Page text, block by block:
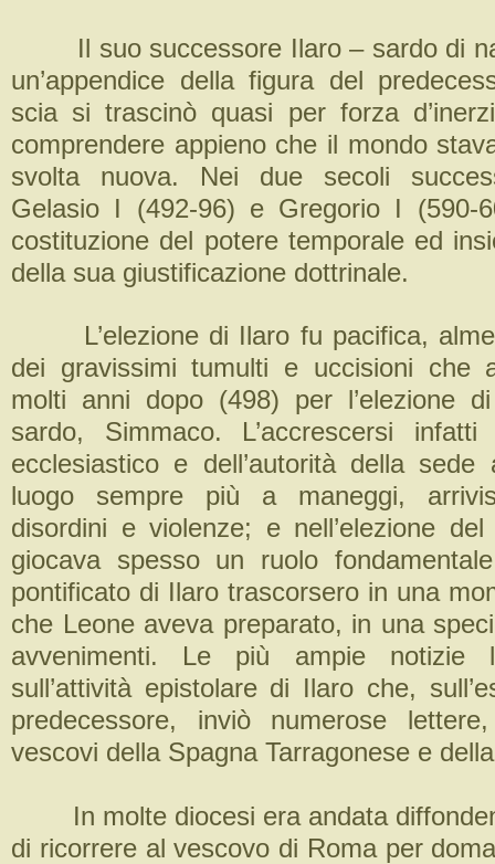
Il suo successore Ilaro – sardo di
un’appendice della figura del
scia si trascinò quasi per forza
comprendere appieno che il mondo
svolta nuova. Nei due secoli
Gelasio I (492-96) e Gregorio I (590-
costituzione del potere temporale ed
della sua giustificazione dottrinale.
L’elezione di Ilaro fu pacifica,
dei gravissimi tumulti e uccisioni che
molti anni dopo (498) per l’elezione
sardo, Simmaco. L’accrescersi
ecclesiastico e dell’autorità della sede
luogo sempre più a maneggi,
disordini e violenze; e nell’elezione
giocava spesso un ruolo
pontificato di Ilaro trascorsero in una
che Leone aveva preparato, in una
avvenimenti. Le più ampie notizie
sull’attività epistolare di Ilaro che,
predecessore, inviò numerose
vescovi della Spagna Tarragonese e
In molte diocesi era andata
di ricorrere al vescovo di Roma per